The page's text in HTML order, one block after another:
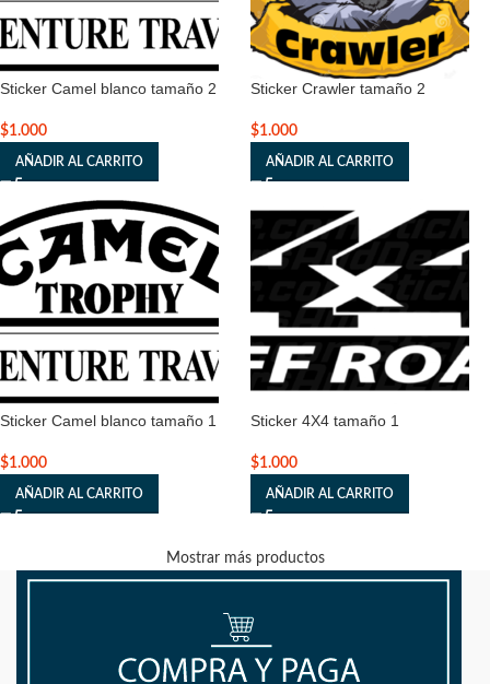
Sticker Camel blanco tamaño 2
$1.000
AÑADIR AL CARRITO
Sticker Crawler tamaño 2
$1.000
AÑADIR AL CARRITO
Sticker Camel blanco tamaño 1
$1.000
AÑADIR AL CARRITO
Sticker 4X4 tamaño 1
$1.000
AÑADIR AL CARRITO
Mostrar más productos